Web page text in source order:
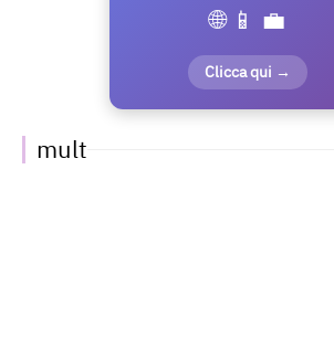
🌐 📱 💼
Clicca qui →
mult